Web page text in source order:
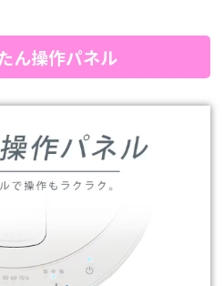
ん操作パネル